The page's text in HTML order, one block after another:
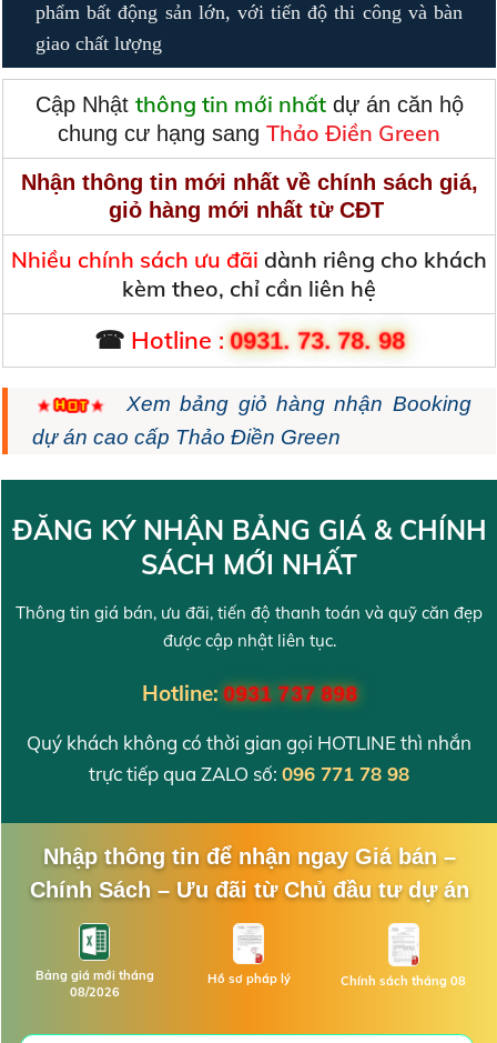
phẩm bất động sản lớn, với tiến độ thi công và bàn
giao chất lượng
Cập Nhật thông tin mới nhấtdự án căn hộ
chung cư hạng sang Thảo Điền Green
Nhận thông tin mới nhất về chính sách giá,
giỏ hàng mới nhất từ CĐT
Nhiều chính sách ưu đãi dành riêng cho khách
kèm theo, chỉ cần liên hệ
☎ Hotline :0931. 73. 78. 98
Xem bảng giỏ hàng nhận Booking
dự án cao cấp Thảo Điền Green
ĐĂNG KÝ NHẬN BẢNG GIÁ & CHÍNH
SÁCH MỚI NHẤT
Thông tin giá bán, ưu đãi, tiến độ thanh toán và quỹ căn đẹp
được cập nhật liên tục.
Hotline:0931 737 898
Quý khách không có thời gian gọi HOTLINE thì nhắn
trực tiếp qua ZALO số: 096 771 78 98
Nhập thông tin để nhận ngay Giá bán –
Chính Sách – Ưu đãi từ Chủ đầu tư dự án
Bảng giá mới tháng
08/2026
Hồ sơ pháp lý Chính sách tháng 08